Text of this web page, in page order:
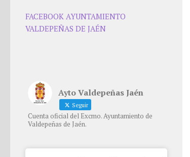
FACEBOOK AYUNTAMIENTO
VALDEPEÑAS DE JAÉN
Ayto Valdepeñas Jaén
Seguir
Cuenta oficial del Excmo. Ayuntamiento de
Valdepeñas de Jaén.